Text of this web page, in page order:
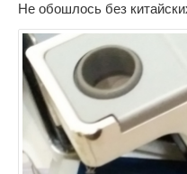
Не обошлось без